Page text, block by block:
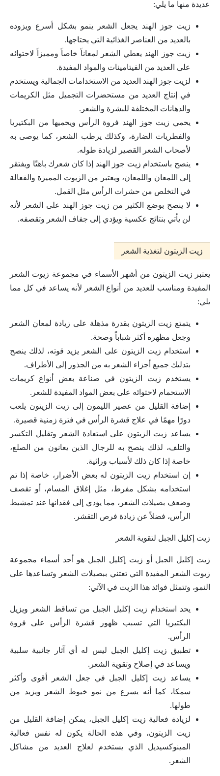
عديدة منها ما يلي:
زيت جوز الهند يجعل الشعر ينمو بشكل أسرع ويزوده
بالعديد من العناصر الغذائية التي يحتاجها.
زيت جوز الهند يعطي الشعر لمعاناً خاصاً ومميزاً لاحتوائه
على العديد من الفيتامينات والمواد المفيدة.
لزيت جوز الهند العديد من الاستخدامات الجمالية ويستخدم
في إنتاج العديد من مستحضرات التجميل مثل الكريمات
والدهانات المختلفة للبشرة والشعر.
يحمي زيت جوز الهند فروة الرأس ويحميها من البكتيريا
والفطريات الضارة، وكذلك يرطب الشعر، كما يوصى به
لأصحاب الشعر القصير لزيادة طوله.
ينصح باستخدام زيت جوز الهند إذا كان شعرك باهتًا ويفتقر
إلى اللمعان واللمعان، ويعتبر من الزيوت المميزة والفعالة
في التخلص من حشرات الرأس مثل القمل.
لا ينصح بوضع الكثير من زيت جوز الهند على الشعر لأنه
لن يأتي بنتائج عكسية ويؤدي إلى جفاف الشعر وتقصفه.
زيت الزيتون لتغذية الشعر
يعتبر زيت الزيتون من أشهر الأسماء في مجموعة زيوت الشعر
المفيدة ومناسب للعديد من أنواع الشعر لأنه يساعد في كل مما
يلي:
يتمتع زيت الزيتون بقدرة مذهلة على زيادة لمعان الشعر
وجعل مظهره أكثر شباباً وصحة.
استخدام زيت الزيتون على الشعر يزيد قوته، لذلك ينصح
بتدليك جميع أجزاء الشعر به من الجذور إلى الأطراف.
يستخدم زيت الزيتون في صناعة بعض أنواع كريمات
الاستحمام لاحتوائه على بعض المواد المفيدة للشعر.
إضافة القليل من عصير الليمون إلى زيت الزيتون يلعب
دورًا مهمًا في علاج قشرة الرأس في فترة زمنية قصيرة.
يساعد زيت الزيتون على استعادة الشعر وتقليل التكسر
والتلف، لذلك ينصح به للرجال الذين يعانون من الصلع،
خاصة إذا كان ذلك لأسباب وراثية.
إن استخدام زيت الزيتون له بعض الأضرار، خاصة إذا تم
استخدامه بشكل مفرط، مثل إغلاق المسام، أو تقصف
وضعف بصيلات الشعر، مما يؤدي إلى فقدانها عند تمشيط
الرأس، فضلاً عن زيادة فرص التقشر.
زيت إكليل الجبل لتقوية الشعر
زيت إكليل الجبل أو زيت إكليل الجبل هو أحد أسماء مجموعة
زيوت الشعر المفيدة التي تعتني ببصيلات الشعر وتساعدها على
النمو، وتتمثل فوائد هذا الزيت في الآتي:
يحد استخدام زيت إكليل الجبل من تساقط الشعر ويزيل
البكتيريا التي تسبب ظهور قشرة الرأس على فروة
الرأس.
تطبيق زيت إكليل الجبل ليس له أي آثار جانبية سلبية
ويساعد في إصلاح وتقوية الشعر.
يساعد زيت إكليل الجبل في جعل الشعر أقوى وأكثر
سمكا، كما أنه يسرع من نمو خيوط الشعر ويزيد من
طولها.
لزيادة فعالية زيت إكليل الجبل، يمكن إضافة القليل من
زيت الزيتون، وفي هذه الحالة يكون له نفس فعالية
المينوكسيديل الذي يستخدم لعلاج العديد من مشاكل
الشعر.